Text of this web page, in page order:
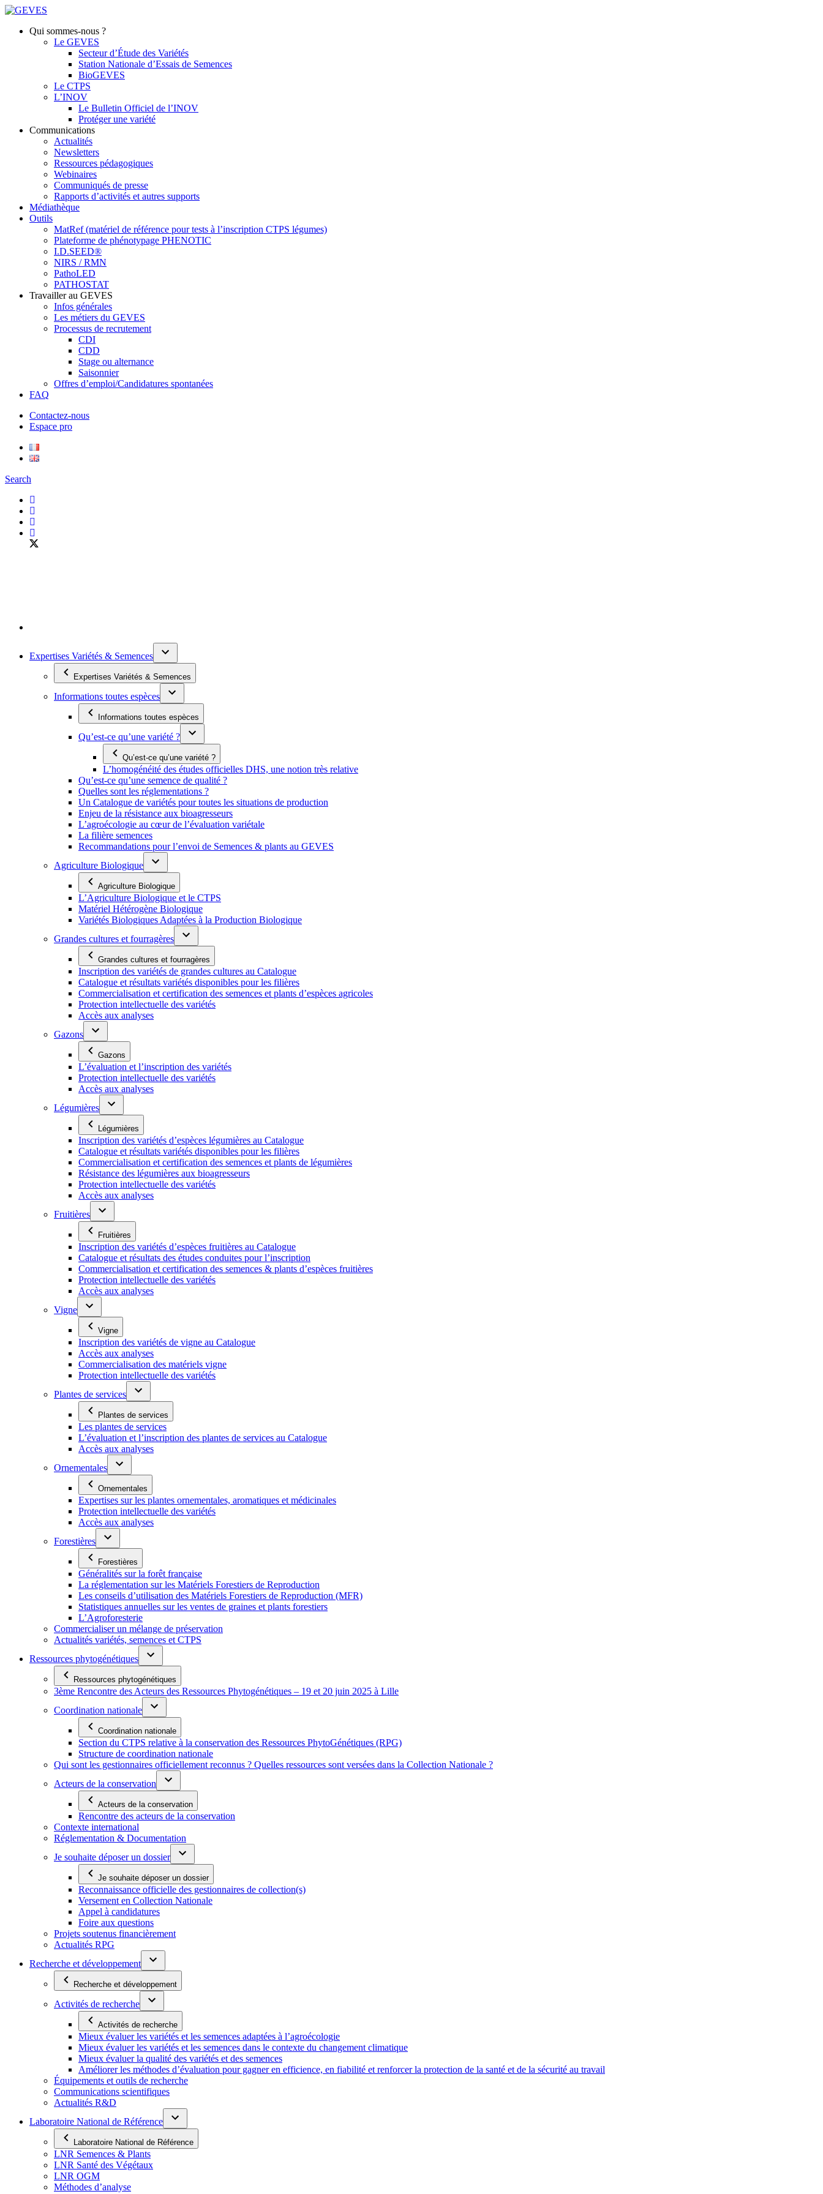
Qui sommes-nous ?
Le GEVES
Secteur d’Étude des Variétés
Station Nationale d’Essais de Semences
BioGEVES
Le CTPS
L’INOV
Le Bulletin Officiel de l’INOV
Protéger une variété
Communications
Actualités
Newsletters
Ressources pédagogiques
Webinaires
Communiqués de presse
Rapports d’activités et autres supports
Médiathèque
Outils
MatRef (matériel de référence pour tests à l’inscription CTPS légumes)
Plateforme de phénotypage PHENOTIC
I.D.SEED®
NIRS / RMN
PathoLED
PATHOSTAT
Travailler au GEVES
Infos générales
Les métiers du GEVES
Processus de recrutement
CDI
CDD
Stage ou alternance
Saisonnier
Offres d’emploi/Candidatures spontanées
FAQ
Contactez-nous
Espace pro
Search
Expertises Variétés & Semences
Expertises Variétés & Semences
Informations toutes espèces
Informations toutes espèces
Qu’est-ce qu’une variété ?
Qu’est-ce qu’une variété ?
L’homogénéité des études officielles DHS, une notion très relative
Qu’est-ce qu’une semence de qualité ?
Quelles sont les réglementations ?
Un Catalogue de variétés pour toutes les situations de production
Enjeu de la résistance aux bioagresseurs
L’agroécologie au cœur de l’évaluation variétale
La filière semences
Recommandations pour l’envoi de Semences & plants au GEVES
Agriculture Biologique
Agriculture Biologique
L’Agriculture Biologique et le CTPS
Matériel Hétérogène Biologique
Variétés Biologiques Adaptées à la Production Biologique
Grandes cultures et fourragères
Grandes cultures et fourragères
Inscription des variétés de grandes cultures au Catalogue
Catalogue et résultats variétés disponibles pour les filières
Commercialisation et certification des semences et plants d’espèces agricoles
Protection intellectuelle des variétés
Accès aux analyses
Gazons
Gazons
L’évaluation et l’inscription des variétés
Protection intellectuelle des variétés
Accès aux analyses
Légumières
Légumières
Inscription des variétés d’espèces légumières au Catalogue
Catalogue et résultats variétés disponibles pour les filières
Commercialisation et certification des semences et plants de légumières
Résistance des légumières aux bioagresseurs
Protection intellectuelle des variétés
Accès aux analyses
Fruitières
Fruitières
Inscription des variétés d’espèces fruitières au Catalogue
Catalogue et résultats des études conduites pour l’inscription
Commercialisation et certification des semences & plants d’espèces fruitières
Protection intellectuelle des variétés
Accès aux analyses
Vigne
Vigne
Inscription des variétés de vigne au Catalogue
Accès aux analyses
Commercialisation des matériels vigne
Protection intellectuelle des variétés
Plantes de services
Plantes de services
Les plantes de services
L’évaluation et l’inscription des plantes de services au Catalogue
Accès aux analyses
Ornementales
Ornementales
Expertises sur les plantes ornementales, aromatiques et médicinales
Protection intellectuelle des variétés
Accès aux analyses
Forestières
Forestières
Généralités sur la forêt française
La réglementation sur les Matériels Forestiers de Reproduction
Les conseils d’utilisation des Matériels Forestiers de Reproduction (MFR)
Statistiques annuelles sur les ventes de graines et plants forestiers
L’Agroforesterie
Commercialiser un mélange de préservation
Actualités variétés, semences et CTPS
Ressources phytogénétiques
Ressources phytogénétiques
3ème Rencontre des Acteurs des Ressources Phytogénétiques – 19 et 20 juin 2025 à Lille
Coordination nationale
Coordination nationale
Section du CTPS relative à la conservation des Ressources PhytoGénétiques (RPG)
Structure de coordination nationale
Qui sont les gestionnaires officiellement reconnus ? Quelles ressources sont versées dans la Collection Nationale ?
Acteurs de la conservation
Acteurs de la conservation
Rencontre des acteurs de la conservation
Contexte international
Réglementation & Documentation
Je souhaite déposer un dossier
Je souhaite déposer un dossier
Reconnaissance officielle des gestionnaires de collection(s)
Versement en Collection Nationale
Appel à candidatures
Foire aux questions
Projets soutenus financièrement
Actualités RPG
Recherche et développement
Recherche et développement
Activités de recherche
Activités de recherche
Mieux évaluer les variétés et les semences adaptées à l’agroécologie
Mieux évaluer les variétés et les semences dans le contexte du changement climatique
Mieux évaluer la qualité des variétés et des semences
Améliorer les méthodes d’évaluation pour gagner en efficience, en fiabilité et renforcer la protection de la santé et de la sécurité au travail
Équipements et outils de recherche
Communications scientifiques
Actualités R&D
Laboratoire National de Référence
Laboratoire National de Référence
LNR Semences & Plants
LNR Santé des Végétaux
LNR OGM
Méthodes d’analyse